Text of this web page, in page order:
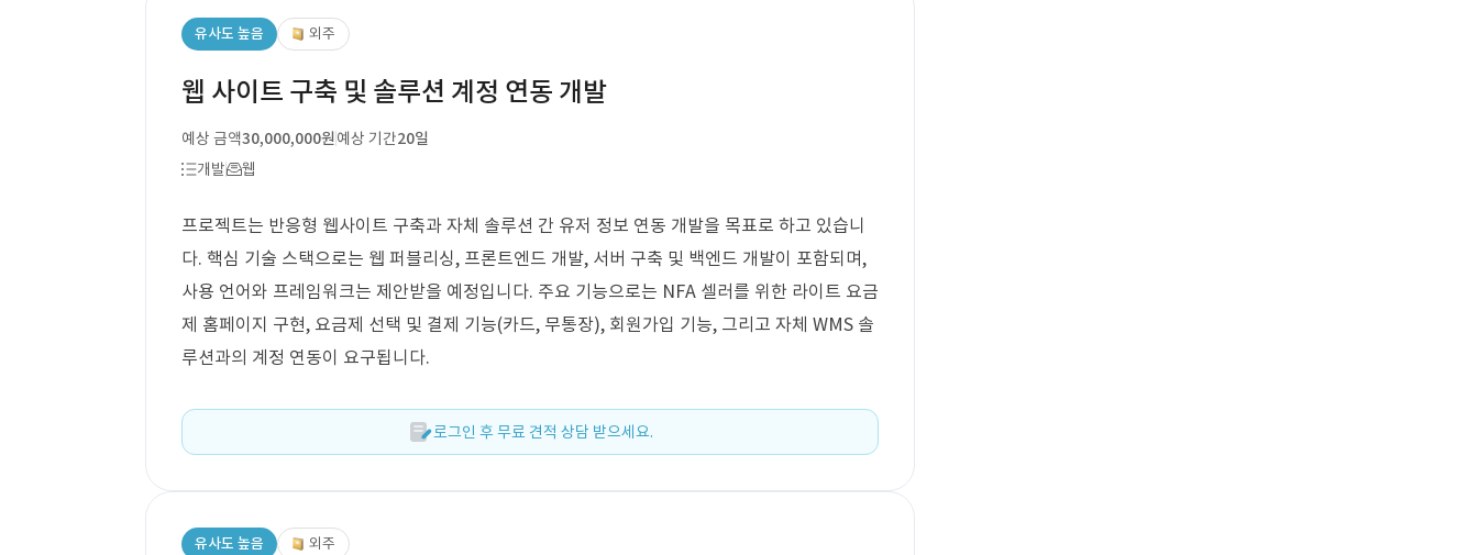
유사도 높음 외주
웹 사이트 구축 및 솔루션 계정 연동 개발
예상 금액30,000,000원예상 기간20일
개발
웹
프로젝트는 반응형 웹사이트 구축과 자체 솔루션 간 유저 정보 연동 개발을 목표로 하고 있습니
다. 핵심 기술 스택으로는 웹 퍼블리싱, 프론트엔드 개발, 서버 구축 및 백엔드 개발이 포함되며,
사용 언어와 프레임워크는 제안받을 예정입니다. 주요 기능으로는 NFA 셀러를 위한 라이트 요금
제 홈페이지 구현, 요금제 선택 및 결제 기능(카드, 무통장), 회원가입 기능, 그리고 자체 WMS 솔
루션과의 계정 연동이 요구됩니다.
로그인 후 무료 견적 상담 받으세요.
유사도 높음 외주